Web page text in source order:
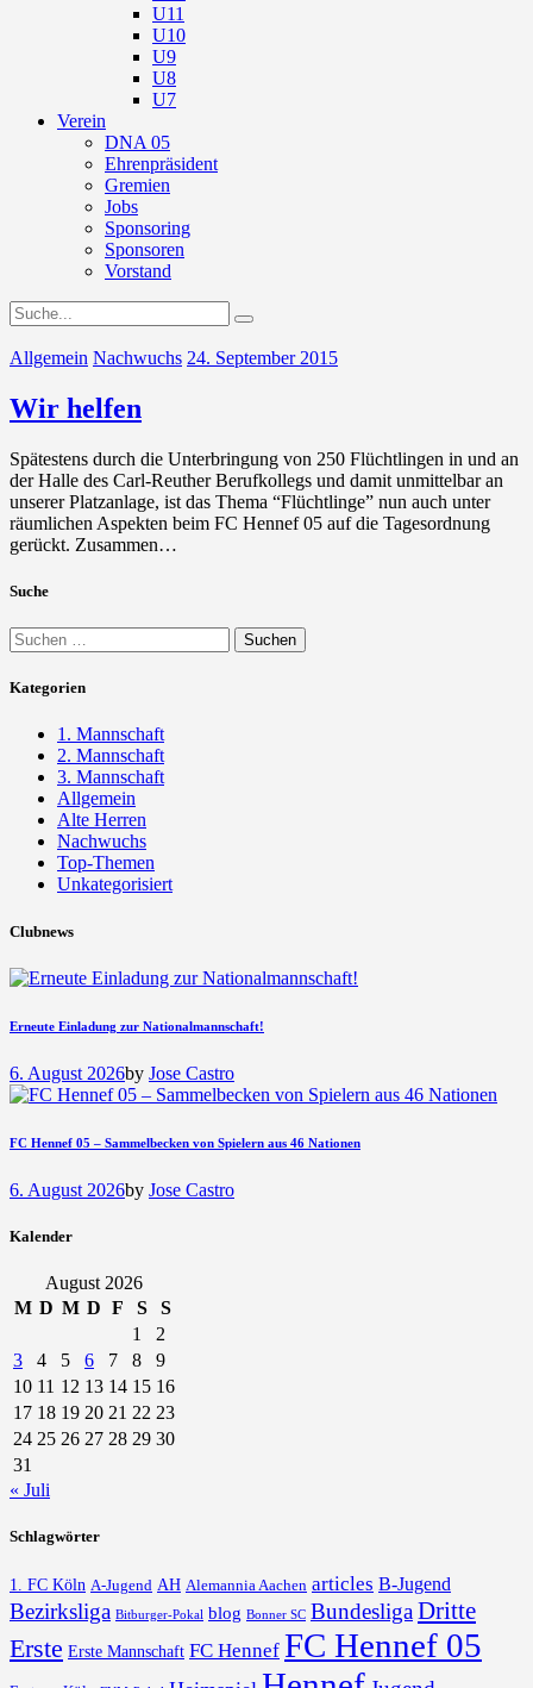
U11
U10
U9
U8
U7
Verein
DNA 05
Ehrenpräsident
Gremien
Jobs
Sponsoring
Sponsoren
Vorstand
Allgemein Nachwuchs 24. September 2015
Wir helfen
Spätestens durch die Unterbringung von 250 Flüchtlingen in und an
der Halle des Carl-Reuther Berufkollegs und damit unmittelbar an
unserer Platzanlage, ist das Thema “Flüchtlinge” nun auch unter
räumlichen Aspekten beim FC Hennef 05 auf die Tagesordnung
gerückt. Zusammen…
Suche
Suchen
nach:
Kategorien
1. Mannschaft
2. Mannschaft
3. Mannschaft
Allgemein
Alte Herren
Nachwuchs
Top-Themen
Unkategorisiert
Clubnews
Erneute Einladung zur Nationalmannschaft!
6. August 2026by Jose Castro
FC Hennef 05 – Sammelbecken von Spielern aus 46 Nationen
6. August 2026by Jose Castro
Kalender
August 2026
M D M D F S
S
1
2
3
4 5 6 7 8
9
10 11 12 13 14 15 16
17 18 19 20 21 22 23
24 25 26 27 28 29 30
31
« Juli
Schlagwörter
1. FC Köln A-Jugend AH Alemannia Aachen articles B-Jugend
Bezirksliga Bitburger-Pokal blog Bonner SC BundesligaDritte
Erste Erste Mannschaft FC Hennef FC Hennef 05